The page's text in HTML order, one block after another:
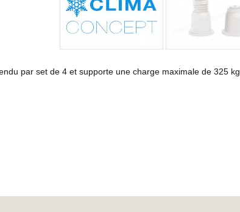
par set de 4 et supporte une charge maximale de 325 kg.